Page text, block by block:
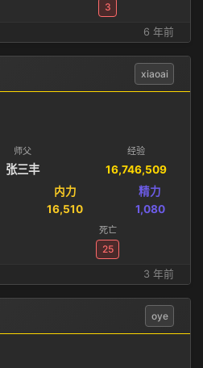
3
6 年前
xiaoai
师父
张三丰
经验
16,746,509
内力
16,510
精力
1,080
死亡
25
3 年前
oye